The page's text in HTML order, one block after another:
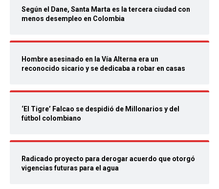
Según el Dane, Santa Marta es la tercera ciudad con
menos desempleo en Colombia
Hombre asesinado en la Vía Alterna era un
reconocido sicario y se dedicaba a robar en casas
‘El Tigre’ Falcao se despidió de Millonarios y del
fútbol colombiano
Radicado proyecto para derogar acuerdo que otorgó
vigencias futuras para el agua